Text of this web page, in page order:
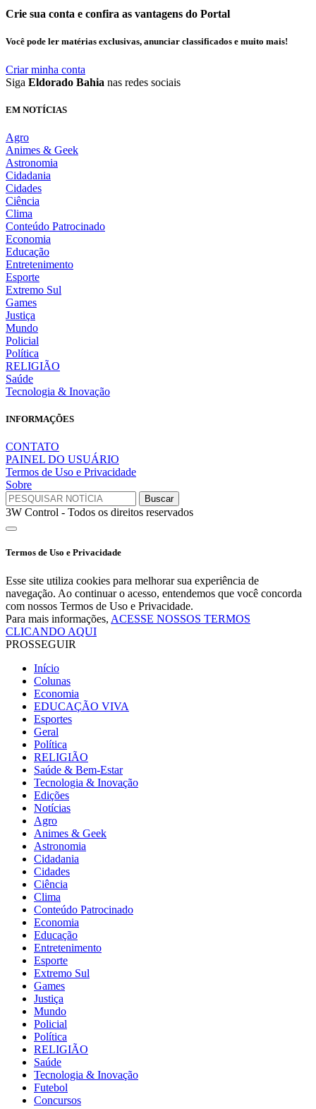
Crie sua conta e confira as vantagens do Portal
Você pode ler matérias exclusivas, anunciar classificados e muito mais!
Criar minha conta
Siga Eldorado Bahia nas redes sociais
EM NOTÍCIAS
Agro
Animes & Geek
Astronomia
Cidadania
Cidades
Ciência
Clima
Conteúdo Patrocinado
Economia
Educação
Entretenimento
Esporte
Extremo Sul
Games
Justiça
Mundo
Policial
Política
RELIGIÃO
Saúde
Tecnologia & Inovação
INFORMAÇÕES
CONTATO
PAINEL DO USUÁRIO
Termos de Uso e Privacidade
Sobre
3W Control - Todos os direitos reservados
Termos de Uso e Privacidade
Esse site utiliza cookies para melhorar sua experiência de
navegação. Ao continuar o acesso, entendemos que você concorda
com nossos Termos de Uso e Privacidade.
Para mais informações, ACESSE NOSSOS TERMOS
CLICANDO AQUI
PROSSEGUIR
Início
Colunas
Economia
EDUCAÇÃO VIVA
Esportes
Geral
Política
RELIGIÃO
Saúde & Bem-Estar
Tecnologia & Inovação
Edições
Notícias
Agro
Animes & Geek
Astronomia
Cidadania
Cidades
Ciência
Clima
Conteúdo Patrocinado
Economia
Educação
Entretenimento
Esporte
Extremo Sul
Games
Justiça
Mundo
Policial
Política
RELIGIÃO
Saúde
Tecnologia & Inovação
Futebol
Concursos